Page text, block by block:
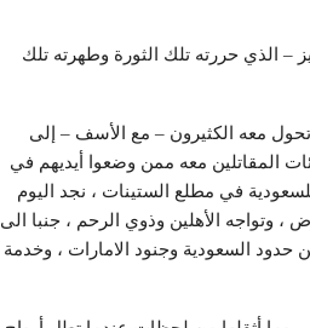
– الذي حررته تلك الثورة وطهرته تلك
تحول معه الكثيرون – مع الأسف – إلى
المقاتلين معه ممن وضعوا أيديهم في
في مطلع الستينات ، نجد اليوم
وتواجه الأهلين وذوي الرحم ، جنبا الى
السعودية وجنود الامارات ، وخدمة